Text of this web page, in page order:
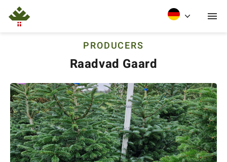
PRODUCERS
Raadvad Gaard